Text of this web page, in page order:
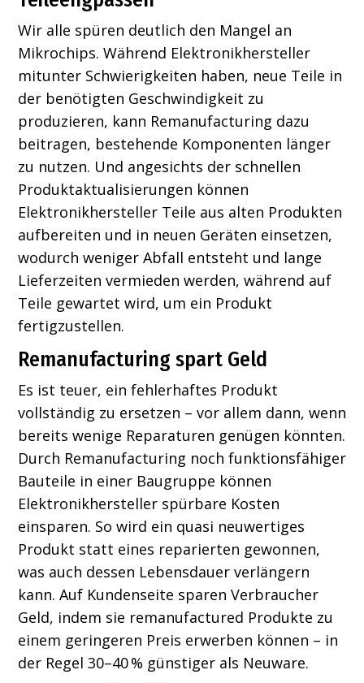
Wir alle spüren deutlich den Mangel an
Mikrochips. Während Elektronikhersteller
mitunter Schwierigkeiten haben, neue Teile in
der benötigten Geschwindigkeit zu
produzieren, kann Remanufacturing dazu
beitragen, bestehende Komponenten länger
zu nutzen. Und angesichts der schnellen
Produktaktualisierungen können
Elektronikhersteller Teile aus alten Produkten
aufbereiten und in neuen Geräten einsetzen,
wodurch weniger Abfall entsteht und lange
Lieferzeiten vermieden werden, während auf
Teile gewartet wird, um ein Produkt
fertigzustellen.
Remanufacturing spart Geld
Es ist teuer, ein fehlerhaftes Produkt
vollständig zu ersetzen – vor allem dann, wenn
bereits wenige Reparaturen genügen könnten.
Durch Remanufacturing noch funktionsfähiger
Bauteile in einer Baugruppe können
Elektronikhersteller spürbare Kosten
einsparen. So wird ein quasi neuwertiges
Produkt statt eines reparierten gewonnen,
was auch dessen Lebensdauer verlängern
kann. Auf Kundenseite sparen Verbraucher
Geld, indem sie remanufactured Produkte zu
einem geringeren Preis erwerben können – in
der Regel 30–40 % günstiger als Neuware.